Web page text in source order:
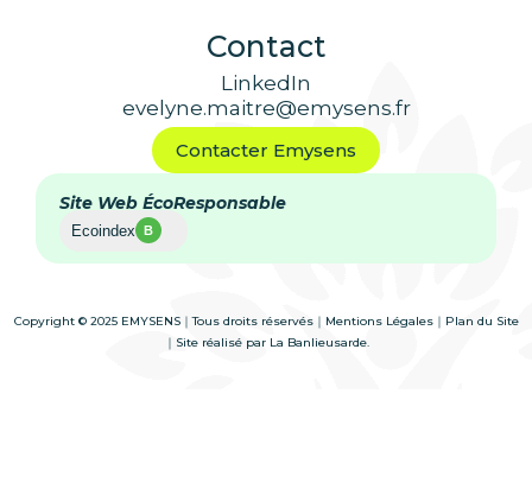
Contact
LinkedIn
evelyne.maitre@emysens.fr
Contacter Emysens
Site Web ÉcoResponsable
Ecoindex B
Copyright © 2025 EMYSENS｜Tous droits réservés｜ Mentions Légales｜ Plan du Site
｜Site réalisé par La Banlieusarde.